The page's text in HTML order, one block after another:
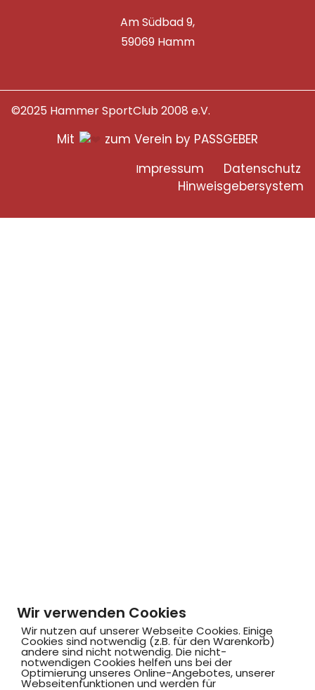
Am Südbad 9,
59069 Hamm
©2025 Hammer SportClub 2008 e.V.
Mit zum Verein by PASSGEBER
Impressum
Datenschutz
Hinweisgebersystem
Wir verwenden Cookies
Wir nutzen auf unserer Webseite Cookies. Einige
Cookies sind notwendig (z.B. für den Warenkorb)
andere sind nicht notwendig. Die nicht-
notwendigen Cookies helfen uns bei der
Optimierung unseres Online-Angebotes, unserer
Webseitenfunktionen und werden für